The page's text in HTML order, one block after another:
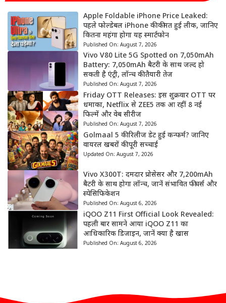
Apple Foldable iPhone Price Leaked:
पहले फोल्डेबल iPhone की कीमत हुई लीक, जानिए
कितना महंगा होगा यह स्मार्टफोन
Published On: August 7, 2026
Vivo V80 Lite 5G Spotted on 7,050mAh
Battery: 7,050mAh बैटरी के साथ जल्द हो
सकती है एंट्री, लॉन्च की तैयारी तेज
Published On: August 7, 2026
Friday OTT Releases: इस शुक्रवार OTT पर
धमाका, Netflix से ZEE5 तक आ रहीं 8 नई
फिल्में और वेब सीरीज
Published On: August 7, 2026
Golmaal 5 की रिलीज डेट हुई कन्फर्म? जानिए
वायरल खबरों की पूरी सच्चाई
Updated On: August 7, 2026
Vivo X300T: दमदार प्रोसेसर और 7,200mAh
बैटरी के साथ होगा लॉन्च, जानें संभावित फीचर्स और
स्पेसिफिकेशन
Published On: August 6, 2026
iQOO Z11 First Official Look Revealed:
पहली बार सामने आया iQOO Z11 का
आधिकारिक डिजाइन, जानें क्या है खास
Published On: August 6, 2026